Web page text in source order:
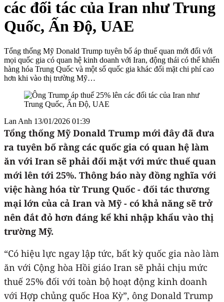
các đối tác của Iran như Trung
Quốc, Ấn Độ, UAE
Tổng thống Mỹ Donald Trump tuyên bố áp thuế quan mới đối với
mọi quốc gia có quan hệ kinh doanh với Iran, động thái có thể khiến
hàng hóa Trung Quốc và một số quốc gia khác đối mặt chi phí cao
hơn khi vào thị trường Mỹ…
Lan Anh 13/01/2026 01:39
Tổng thống Mỹ Donald Trump mới đây đã đưa
ra tuyên bố rằng các quốc gia có quan hệ làm
ăn với Iran sẽ phải đối mặt với mức thuế quan
mới lên tới 25%. Thông báo này đồng nghĩa với
việc hàng hóa từ Trung Quốc - đối tác thương
mại lớn của cả Iran và Mỹ - có khả năng sẽ trở
nên đắt đỏ hơn đáng kể khi nhập khẩu vào thị
trường Mỹ.
“Có hiệu lực ngay lập tức, bất kỳ quốc gia nào làm
ăn với Cộng hòa Hồi giáo Iran sẽ phải chịu mức
thuế 25% đối với toàn bộ hoạt động kinh doanh
với Hợp chủng quốc Hoa Kỳ”, ông Donald Trump